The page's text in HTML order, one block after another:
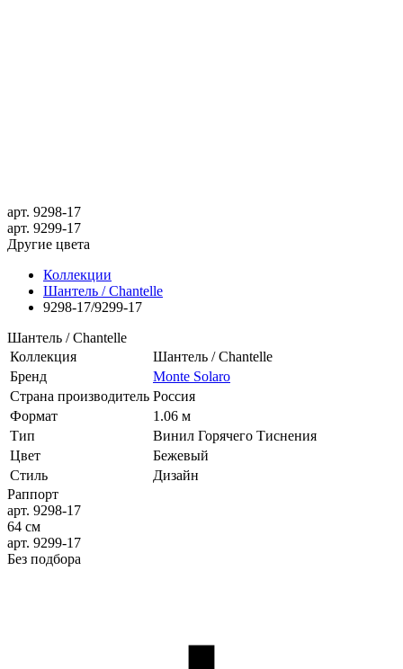
арт. 9298-17
арт. 9299-17
Другие цвета
Коллекции
Шантель / Chantelle
9298-17/9299-17
Шантель / Chantelle
Коллекция
Шантель / Chantelle
Бренд
Monte Solaro
Страна производитель Россия
Формат
1.06 м
Тип
Винил Горячего Тиснения
Цвет
Бежевый
Стиль
Дизайн
Раппорт
арт. 9298-17
64 см
арт. 9299-17
Без подбора